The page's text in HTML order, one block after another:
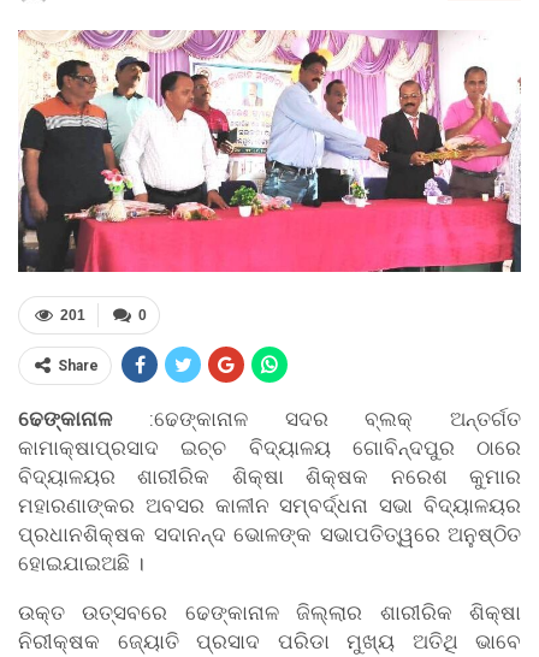
0
201
Share
ଢେଙ୍କାନାଳ:ଢେଙ୍କାନାଳ ସଦର ବ୍ଲକ୍ ଅନ୍ତର୍ଗତ
କାମାକ୍ଷାପ୍ରସାଦ ଇଚ୍ଚ ବିଦ୍ୟାଳୟ ଗୋବିନ୍ଦପୁର ଠାରେ
ବିଦ୍ୟାଳୟର ଶାରୀରିକ ଶିକ୍ଷା ଶିକ୍ଷକ ନରେଶ କୁମାର
ମହାରଣାଙ୍କର ଅବସର କାଳୀନ ସମ୍ବର୍ଦ୍ଧନା ସଭା ବିଦ୍ୟାଳୟର
ପ୍ରଧାନଶିକ୍ଷକ ସଦାନନ୍ଦ ଭୋଳଙ୍କ ସଭାପତିତ୍ୱରେ ଅନୁଷ୍ଠିତ
ହୋଇଯାଇଅଛି ।
ଉକ୍ତ ଉତ୍ସବରେ ଢେଙ୍କାନାଳ ଜିଲ୍ଲାର ଶାରୀରିକ ଶିକ୍ଷା
ନିରୀକ୍ଷକ ଜ୍ୟୋତି ପ୍ରସାଦ ପରିଡା ମୁଖ୍ୟ ଅତିଥି ଭାବେ